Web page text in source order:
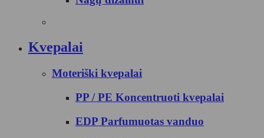
Kvepalai
Moteriški kvepalai
PP / PE Koncentruoti kvepalai
EDP Parfumuotas vanduo